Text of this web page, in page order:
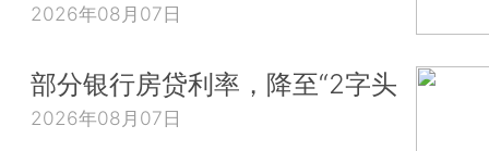
2026年08月07日
部分银行房贷利率，降至“2字头
2026年08月07日